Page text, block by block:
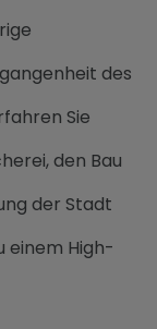
des
Sie
den Bau
der Stadt
einem High-